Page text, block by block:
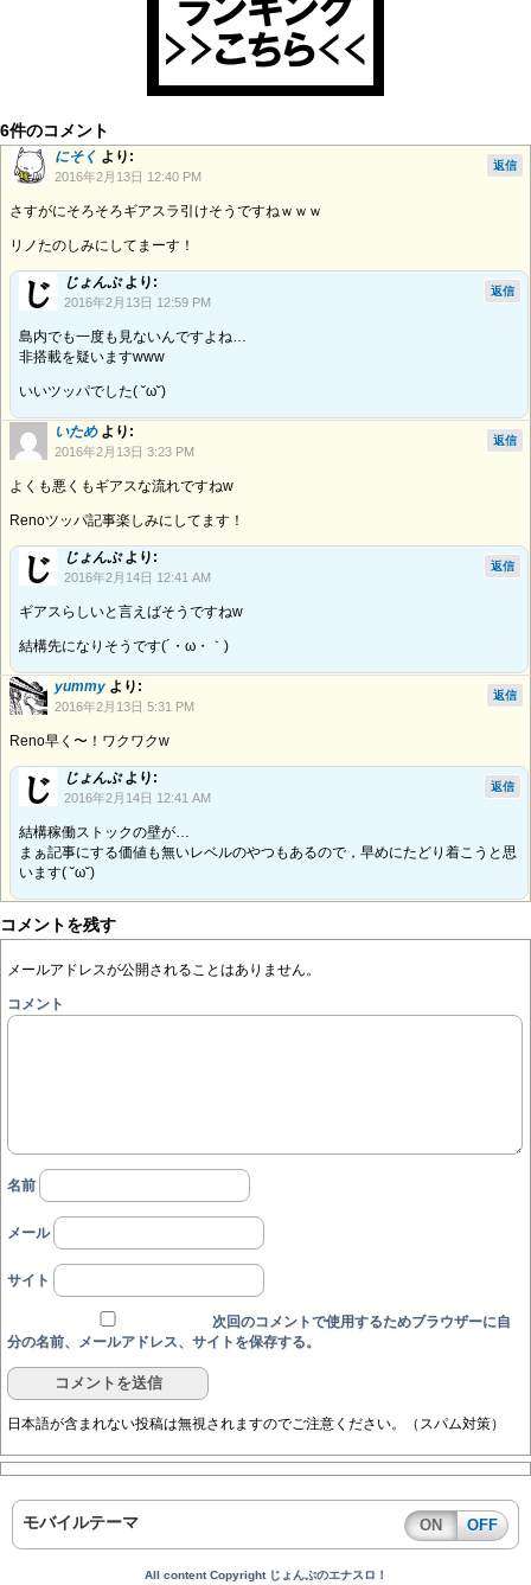
6件のコメント
にそく より:
2016年2月13日 12:40 PM
さすがにそろそろギアスラ引けそうですねｗｗｗ
リノたのしみにしてまーす！
返信
じょんぷ より:
2016年2月13日 12:59 PM
島内でも一度も見ないんですよね…
非搭載を疑いますwww
いいツッパでした( ˘ω˘)
返信
いため より:
2016年2月13日 3:23 PM
よくも悪くもギアスな流れですねw
Renoツッパ記事楽しみにしてます！
返信
じょんぷ より:
2016年2月14日 12:41 AM
ギアスらしいと言えばそうですねw
結構先になりそうです(´・ω・｀)
返信
yummy より:
2016年2月13日 5:31 PM
Reno早く〜！ワクワクw
返信
じょんぷ より:
2016年2月14日 12:41 AM
結構稼働ストックの壁が…
まぁ記事にする価値も無いレベルのやつもあるので，早めにたどり着こうと思
います( ˘ω˘)
返信
コメントを残す
メールアドレスが公開されることはありません。
コメント
名前
メール
サイト
次回のコメントで使用するためブラウザーに自
分の名前、メールアドレス、サイトを保存する。
日本語が含まれない投稿は無視されますのでご注意ください。（スパム対策）
モバイルテーマ ON OFF
All content Copyright じょんぷのエナスロ！